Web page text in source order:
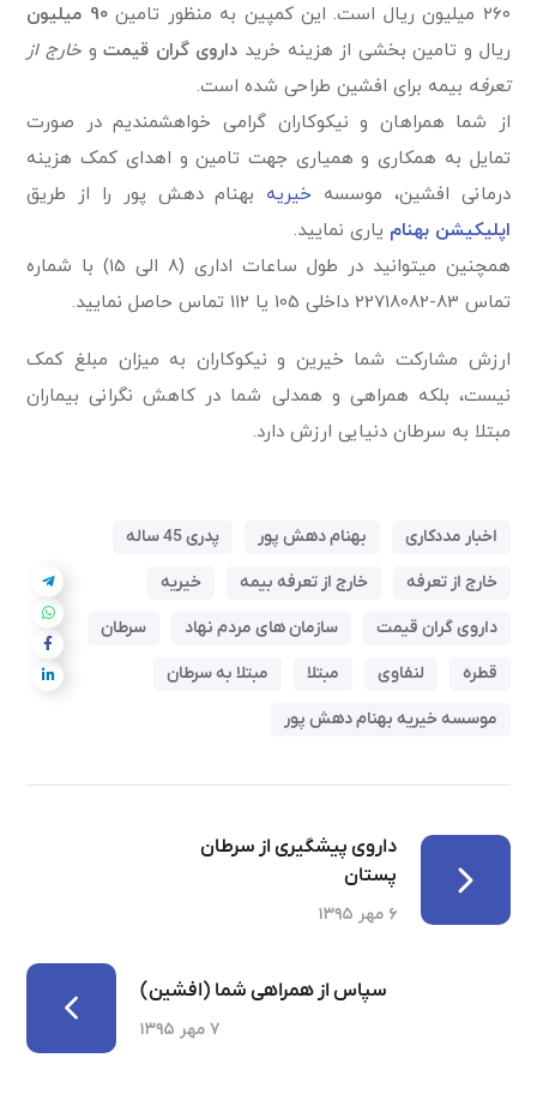
۲۶۰ میلیون ریال است. این کمپین به منظور تامین
90 میلیون
ریال و تامین بخشی از هزینه خرید داروی گران قیمتو خارج از
تعرفه بیمه برای افشین طراحی شده است.
از شما همراهان و نیکوکاران گرامی خواهشمندیم در صورت
تمایل به همکاری و همیاری جهت تامین و اهدای کمک هزینه
درمانی افشین، موسسه خیریه بهنام دهش پور را از طریق
اپلیکیشن بهنام یاری نمایید.
همچنین می­توانید در طول ساعات اداری (8 الی 15) با شماره
تماس 83-22718082 داخلی 105 یا 112 تماس حاصل نمایید.
ارزش مشارکت شما خیرین و نیکوکاران به میزان مبلغ کمک
نیست، بلکه همراهی و همدلی شما در کاهش نگرانی بیماران
مبتلا به سرطان دنیایی ارزش دارد.
اخبار مددکاری بهنام دهش پور
پدری 45 ساله
خارج از تعرفه
خارج از تعرفه بیمه
خیریه
داروی گران قیمت
سازمان های مردم نهاد
سرطان
قطره
لنفاوی مبتلا
مبتلا به سرطان
موسسه خیریه بهنام دهش پور
داروی پیشگیری از سرطان
پستان
۶ مهر ۱۳۹۵
سپاس از همراهی شما (افشین)
۷ مهر ۱۳۹۵